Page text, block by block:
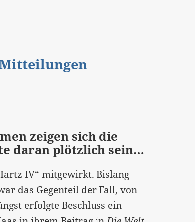
zeigen sich die
daran plötzlich sein…
IV“ mitgewirkt. Bislang
das Gegenteil der Fall, von
erfolgte Beschluss ein